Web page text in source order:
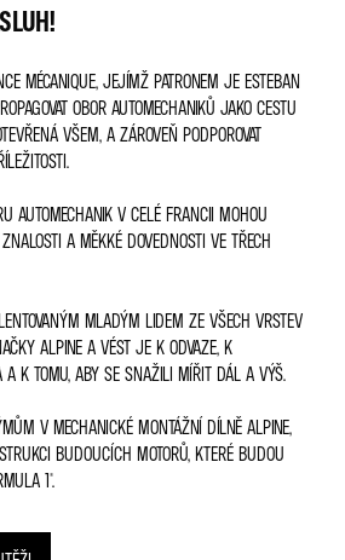
MÉCANIQUE, JEJÍMŽ PATRONEM JE ESTEBAN
OBOR AUTOMECHANIKŮ JAKO CESTU
VŠEM, A ZÁROVEŇ PODPOROVAT
AUTOMECHANIK V CELÉ FRANCII MOHOU
A MĚKKÉ DOVEDNOSTI VE TŘECH
MLADÝM LIDEM ZE VŠECH VRSTEV
ALPINE A VÉST JE K ODVAZE, K
A K TOMU, ABY SE SNAŽILI MÍŘIT DÁL A VÝŠ.
V MECHANICKÉ MONTÁŽNÍ DÍLNĚ ALPINE,
BUDOUCÍCH MOTORŮ, KTERÉ BUDOU
1®.